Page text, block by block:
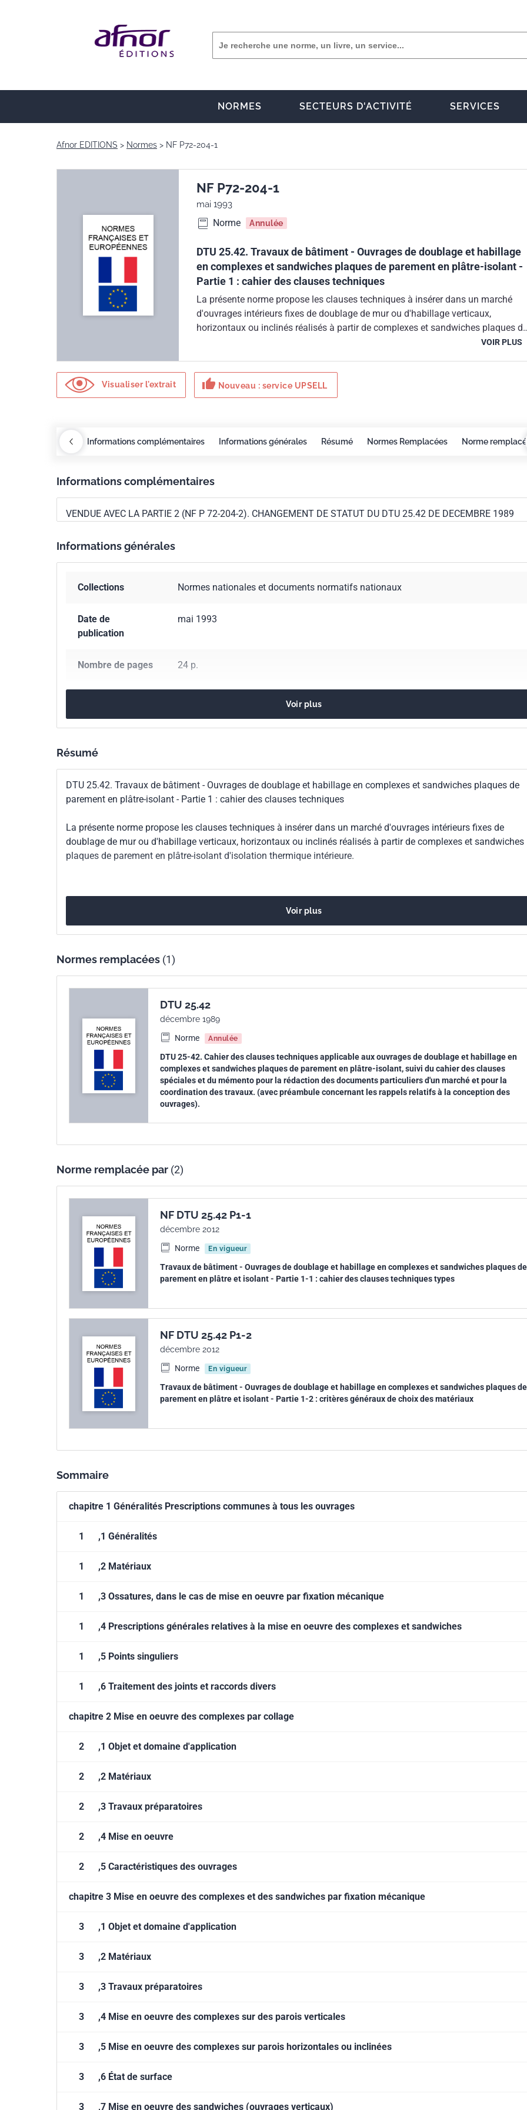
NORMES SECTEURS D'ACTIVITÉ SERVICES
Afnor EDITIONS Normes NF P72-204-1
NF P72-204-1
mai 1993
Norme Annulée
DTU 25.42. Travaux de bâtiment - Ouvrages de doublage et habillage
en complexes et sandwiches plaques de parement en plâtre-isolant -
Partie 1 : cahier des clauses techniques
La présente norme propose les clauses techniques à insérer dans un marché
d'ouvrages intérieurs fixes de doublage de mur ou d'habillage verticaux,
horizontaux ou inclinés réalisés à partir de complexes et sandwiches plaques de
VOIR PLUS
Visualiser l'extrait thumb_up Nouveau : service UPSELL
COBAZ Informations complémentaires Informations générales Résumé Normes Remplacées Norme
Informations complémentaires
VENDUE AVEC LA PARTIE 2 (NF P 72-204-2). CHANGEMENT DE STATUT DU DTU 25.42 DE DECEMBRE 1989
Informations générales
Collections Normes nationales et documents normatifs nationaux
Date de
publication
mai 1993
Nombre de pages 24 p.
Codes ICS 91.100.10Ciment. Plâtre. Chaux. Mortier
classement
Voir plus
Résumé
DTU 25.42. Travaux de bâtiment - Ouvrages de doublage et habillage en complexes et sandwiches plaques de
parement en plâtre-isolant - Partie 1 : cahier des clauses techniques
La présente norme propose les clauses techniques à insérer dans un marché d'ouvrages intérieurs fixes de
doublage de mur ou d'habillage verticaux, horizontaux ou inclinés réalisés à partir de complexes et sandwiches
plaques de parement en plâtre-isolant d'isolation thermique intérieure.
Voir plus
Normes remplacées (1)
DTU 25.42
décembre 1989
Norme
Annulée
DTU 25-42. Cahier des clauses techniques applicable aux ouvrages de doublage et habillage en
complexes et sandwiches plaques de parement en plâtre-isolant, suivi du cahier des clauses
spéciales et du mémento pour la rédaction des documents particuliers d'un marché et pour la
coordination des travaux. (avec préambule concernant les rappels relatifs à la conception des
ouvrages).
Norme remplacée par (2)
NF DTU 25.42 P1-1
décembre 2012
Norme
En vigueur
Travaux de bâtiment - Ouvrages de doublage et habillage en complexes et sandwiches plaques de
parement en plâtre et isolant - Partie 1-1 : cahier des clauses techniques types
NF DTU 25.42 P1-2
décembre 2012
Norme
En vigueur
Travaux de bâtiment - Ouvrages de doublage et habillage en complexes et sandwiches plaques de
parement en plâtre et isolant - Partie 1-2 : critères généraux de choix des matériaux
Sommaire
chapitre 1 Généralités Prescriptions communes à tous les ouvrages
1 ,1 Généralités
1 ,2 Matériaux
1 ,3 Ossatures, dans le cas de mise en oeuvre par fixation mécanique
1 ,4 Prescriptions générales relatives à la mise en oeuvre des complexes et sandwiches
1 ,5 Points singuliers
1 ,6 Traitement des joints et raccords divers
chapitre 2 Mise en oeuvre des complexes par collage
2 ,1 Objet et domaine d'application
2 ,2 Matériaux
2 ,3 Travaux préparatoires
2 ,4 Mise en oeuvre
2 ,5 Caractéristiques des ouvrages
chapitre 3 Mise en oeuvre des complexes et des sandwiches par fixation mécanique
3 ,1 Objet et domaine d'application
3 ,2 Matériaux
3 ,3 Travaux préparatoires
3 ,4 Mise en oeuvre des complexes sur des parois verticales
3 ,5 Mise en oeuvre des complexes sur parois horizontales ou inclinées
3 ,6 État de surface
3 ,7 Mise en oeuvre des sandwiches (ouvrages verticaux)